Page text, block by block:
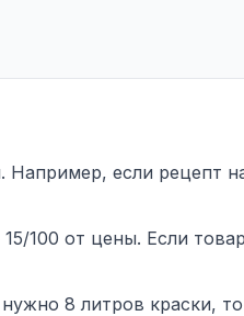
если рецепт
100 от цены. Если
8 литров краски,